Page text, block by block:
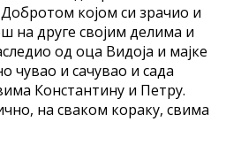
којом си зрачио и
на друге својим делима и
од оца Видоја и мајке
чувао и сачувао и сада
Константину и Петру.
на сваком кораку, свима